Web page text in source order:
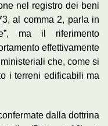
nel registro dei beni
al comma 2, parla in
ma il riferimento
effettivamente
che, come si
i terreni edificabili ma
dalla dottrina